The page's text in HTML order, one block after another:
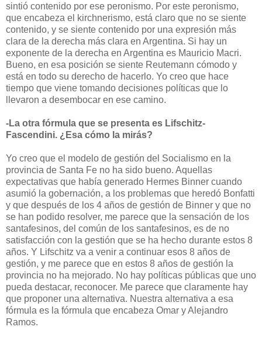
sintió contenido por ese peronismo. Por este peronismo,
que encabeza el kirchnerismo, está claro que no se siente
contenido, y se siente contenido por una expresión más
clara de la derecha más clara en Argentina. Si hay un
exponente de la derecha en Argentina es Mauricio Macri.
Bueno, en esa posición se siente Reutemann cómodo y
está en todo su derecho de hacerlo. Yo creo que hace
tiempo que viene tomando decisiones políticas que lo
llevaron a desembocar en ese camino.
-La otra fórmula que se presenta es Lifschitz-
Fascendini. ¿Esa cómo la mirás?
Yo creo que el modelo de gestión del Socialismo en la
provincia de Santa Fe no ha sido bueno. Aquellas
expectativas que había generado Hermes Binner cuando
asumió la gobernación, a los problemas que heredó Bonfatti
y que después de los 4 años de gestión de Binner y que no
se han podido resolver, me parece que la sensación de los
santafesinos, del común de los santafesinos, es de no
satisfacción con la gestión que se ha hecho durante estos 8
años. Y Lifschitz va a venir a continuar esos 8 años de
gestión, y me parece que en estos 8 años de gestión la
provincia no ha mejorado. No hay políticas públicas que uno
pueda destacar, reconocer. Me parece que claramente hay
que proponer una alternativa. Nuestra alternativa a esa
fórmula es la fórmula que encabeza Omar y Alejandro
Ramos.